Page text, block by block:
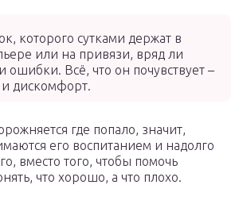
которого сутками держат в
или на привязи, вряд ли
ошибки. Всё, что он почувствует –
и дискомфорт.
где попало, значит,
его воспитанием и надолго
вместо того, чтобы помочь
что хорошо, а что плохо.